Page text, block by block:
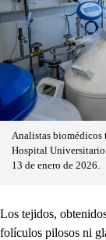
Analistas biomédicos
Hospital Universitario
13 de enero de 2026.
Los tejidos,
folículos pilosos ni